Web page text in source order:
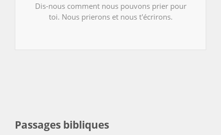
Dis-nous comment nous pouvons prier pour
toi. Nous prierons et nous t'écrirons.
Passages bibliques